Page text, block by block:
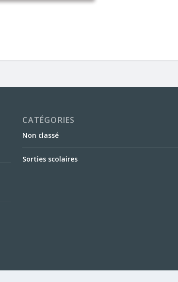
CATÉGORIES
Non classé
Sorties scolaires